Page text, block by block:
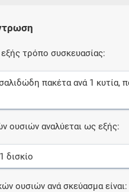
τρόπο συσκευασίας:
πακέταανά 1 κυτία,
ουσιών αναλύεται ως εξής:
1 δισκίο
ουσιών ανά σκεύασμα είναι: